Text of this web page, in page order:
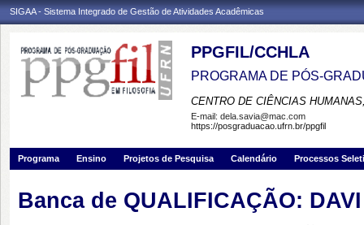
SIGAA - Sistema Integrado de Gestão de Atividades Acadêmicas
PPGFIL/CCHLA
PROGRAMA DE PÓS-
CENTRO DE CIÊNCIAS
E-mail: dela.savia@mac.com
https://posgraduacao.ufrn.br/ppgfil
Programa Ensino Projetos de Pesquisa Calendário Processos
Banca de QUALIFICAÇÃO: